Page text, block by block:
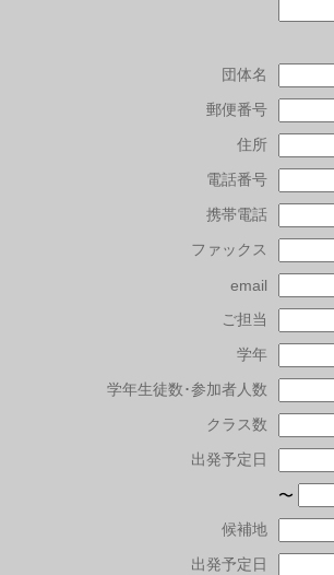
団体名
郵便番号
住所
電話番号
携帯電話
ファックス
email
ご担当
学年
学年生徒数･参加者人数
クラス数
出発予定日
〜
候補地
出発予定日